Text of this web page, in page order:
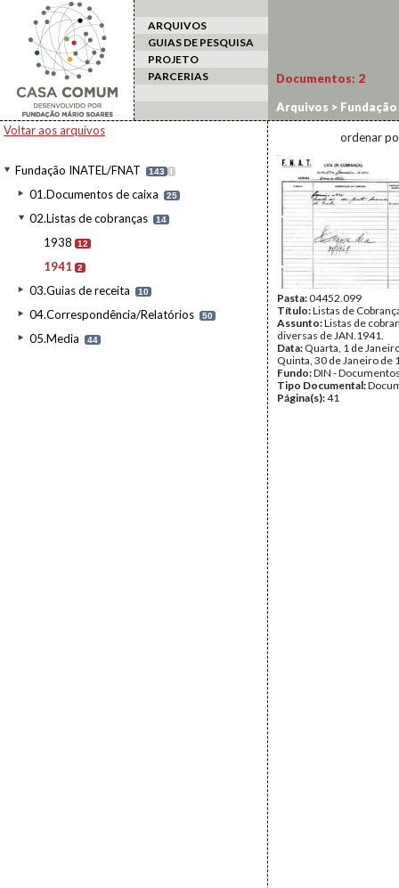
ARQUIVOS
GUIAS DE PESQUISA
PROJETO
PARCERIAS
Voltar aos arquivos
Fundação INATEL/FNAT 143 I
01.Documentos de caixa 25
02.Listas de cobranças 14
1938 12
1941 2
03.Guias de receita 10
04.Correspondência/Relatórios 50
05.Media 44
Documentos: 2
Arquivos >
ordenar
Pasta:04452.099
Título:Listas de
Assunto:Listas de
diversas de JAN.1941.
Data: Quarta, 1 de
Quinta, 30 de Janeiro de
Fundo:DIN -
Tipo Documental:
Página(s):41